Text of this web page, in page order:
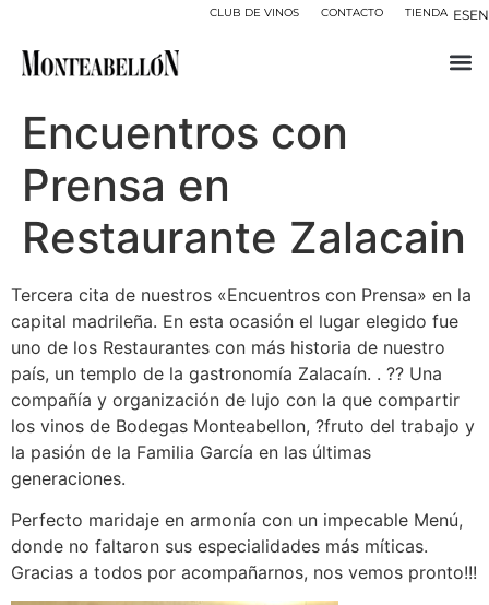
CLUB DE VINOS CONTACTO TIENDA ESEN
Encuentros con
Prensa en
Restaurante Zalacain
Tercera cita de nuestros «Encuentros con Prensa» en la
capital madrileña. En esta ocasión el lugar elegido fue
uno de los Restaurantes con más historia de nuestro
país, un templo de la gastronomía Zalacaín. . ?‍? Una
compañía y organización de lujo con la que compartir
los vinos de Bodegas Monteabellon, ?fruto del trabajo y
la pasión de la Familia García en las últimas
generaciones.
Perfecto maridaje en armonía con un impecable Menú,
donde no faltaron sus especialidades más míticas.
Gracias a todos por acompañarnos, nos vemos pronto!!!